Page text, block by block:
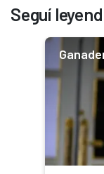
Seguí